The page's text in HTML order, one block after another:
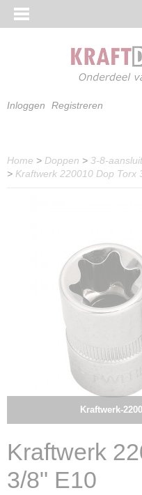
Inloggen Registreren
Home > Doppen > 3-8-
> Kraftwerk 220010 Dop Torx
Kraftwerk-
Kraftwerk
3/8" E10